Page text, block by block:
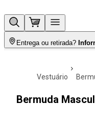
Entrega ou retirada?
vestuário
Bermuda